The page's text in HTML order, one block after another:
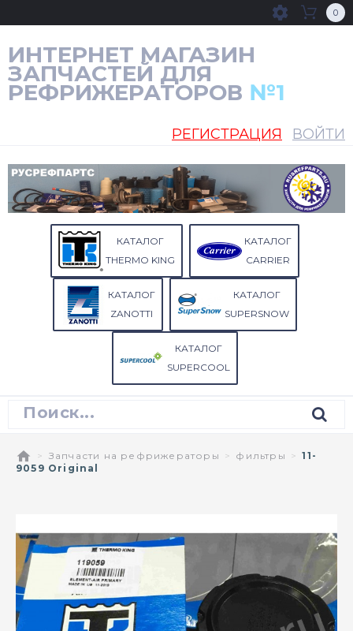
ИНТЕРНЕТ МАГАЗИН
ЗАПЧАСТЕЙ ДЛЯ
РЕФРИЖЕРАТОРОВ №1
0
РЕГИСТРАЦИЯ ВОЙТИ
КАТАЛОГ
THERMO KING
КАТАЛОГ
CARRIER
КАТАЛОГ
ZANOTTI
КАТАЛОГ
SUPERSNOW
КАТАЛОГ
SUPERCOOL
Запчасти на рефрижераторы фильтры
11-
9059 Original